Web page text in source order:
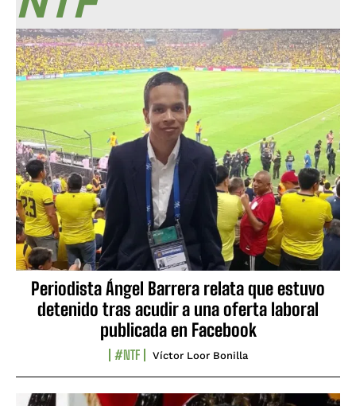
Periodista Ángel Barrera relata que estuvo
detenido tras acudir a una oferta laboral
publicada en Facebook
#NTF Víctor Loor Bonilla